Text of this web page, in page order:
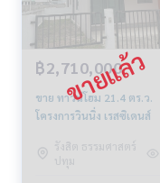
฿2,710,000
ขาย ทาวน์โฮม 21.4 ตร.ว.
โครงการวินนิ่ง เรสซิเดนส์
รังสิต ธรรมศาสตร์
ปทุม